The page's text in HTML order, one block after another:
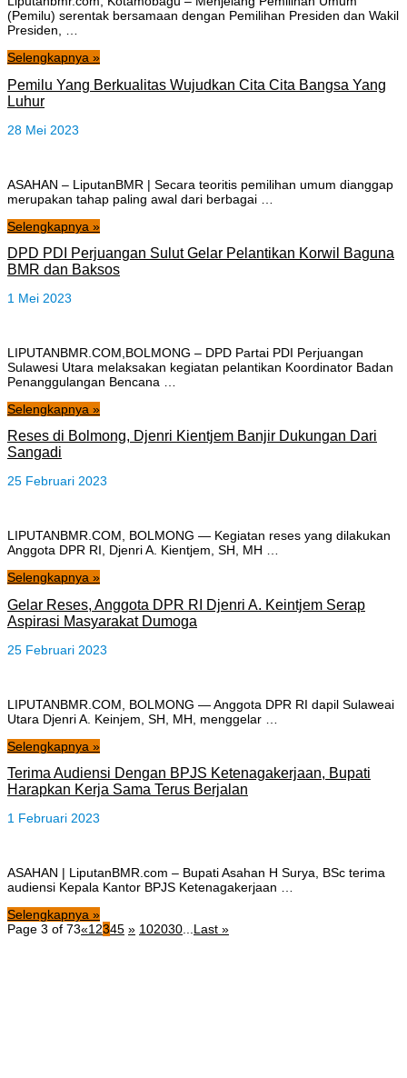
(Pemilu) serentak bersamaan dengan Pemilihan Presiden dan Wakil
Presiden, …
Selengkapnya »
Pemilu Yang Berkualitas Wujudkan Cita Cita Bangsa Yang
Luhur
28 Mei 2023
ASAHAN – LiputanBMR | Secara teoritis pemilihan umum dianggap
merupakan tahap paling awal dari berbagai …
Selengkapnya »
DPD PDI Perjuangan Sulut Gelar Pelantikan Korwil Baguna
BMR dan Baksos
1 Mei 2023
LIPUTANBMR.COM,BOLMONG – DPD Partai PDI Perjuangan
Sulawesi Utara melaksakan kegiatan pelantikan Koordinator Badan
Penanggulangan Bencana …
Selengkapnya »
Reses di Bolmong, Djenri Kientjem Banjir Dukungan Dari
Sangadi
25 Februari 2023
LIPUTANBMR.COM, BOLMONG — Kegiatan reses yang dilakukan
Anggota DPR RI, Djenri A. Kientjem, SH, MH …
Selengkapnya »
Gelar Reses, Anggota DPR RI Djenri A. Keintjem Serap
Aspirasi Masyarakat Dumoga
25 Februari 2023
LIPUTANBMR.COM, BOLMONG — Anggota DPR RI dapil Sulaweai
Utara Djenri A. Keinjem, SH, MH, menggelar …
Selengkapnya »
Terima Audiensi Dengan BPJS Ketenagakerjaan, Bupati
Harapkan Kerja Sama Terus Berjalan
1 Februari 2023
ASAHAN | LiputanBMR.com – Bupati Asahan H Surya, BSc terima
audiensi Kepala Kantor BPJS Ketenagakerjaan …
Selengkapnya »
Page 3 of 73«1 2345 » 102030 Last »